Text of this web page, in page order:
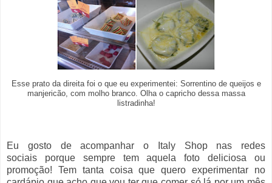
Esse prato da direita foi o que eu experimentei: Sorrentino de queijos e
manjericão, com molho branco. Olha o capricho dessa massa
listradinha!
Eu gosto de acompanhar o Italy Shop nas redes
sociais porque sempre tem aquela foto deliciosa ou
promoção! Tem tanta coisa que quero experimentar no